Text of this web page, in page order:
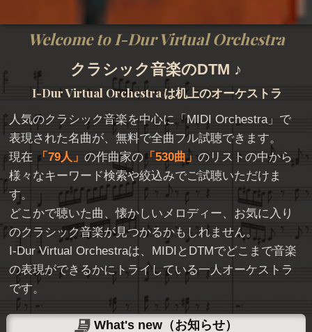
Welcome to I-Dur Virtual Orchestra
クラシック音楽のDTM ♪
I-Dur Virtual Orchestra は机上のオーケストラ
人気のクラシック音楽を中心に「MIDI Orchestra」で
表現された名曲が、無料で全曲フル試聴できます。
現在
79人 の作曲家の 530曲
のリストの中から
様々なキーワード検索や絞込みでご試聴いただけま
す。
どこかで聴いた曲、懐かしいメロディー、お気に入り
のクラシック音楽が見つかるかもしれません。
I-Dur Virtual Orchestraは、MIDIとDTMでどこまで音楽
の表現ができるかにトライしている一人オーケストラ
です。
What's new（お知らせ）